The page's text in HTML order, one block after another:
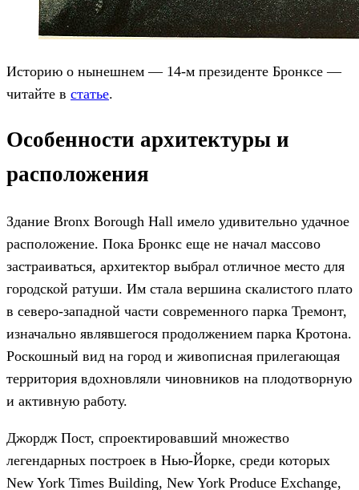
Историю о нынешнем — 14-м президенте Бронксе —
читайте в статье.
Особенности архитектуры и
расположения
Здание Bronx Borough Hall имело удивительно удачное
расположение. Пока Бронкс еще не начал массово
застраиваться, архитектор выбрал отличное место для
городской ратуши. Им стала вершина скалистого плато
в северо-западной части современного парка Тремонт,
изначально являвшегося продолжением парка Кротона.
Роскошный вид на город и живописная прилегающая
территория вдохновляли чиновников на плодотворную
и активную работу.
Джордж Пост, спроектировавший множество
легендарных построек в Нью-Йорке, среди которых
New York Times Building, New York Produce Exchange,